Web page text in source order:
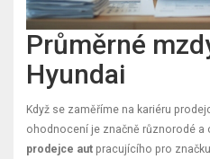
Průměrné
Hyundai
Když se zaměříme na kariéru
ohodnocení je značně různorodé a
prodejce aut pracujícího pro značku